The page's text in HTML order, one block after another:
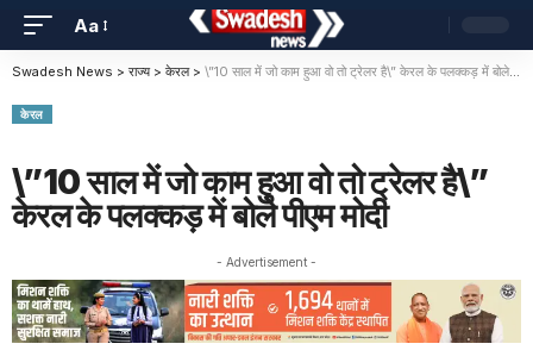
Aa
Swadesh News > राज्य> केरल> \”10 साल में जो काम हुआ वो तो ट्रेलर है\” केरल के पलक्कड़ में बोले पीएम मोदी
केरल
\”10 साल में जो काम हुआ वो तो ट्रेलर है\”
केरल के पलक्कड़ में बोले पीएम मोदी
- Advertisement -